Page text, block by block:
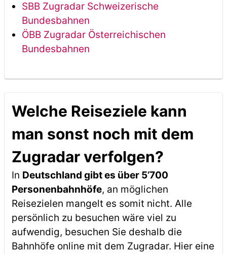
SBB Zugradar Schweizerische
Bundesbahnen
ÖBB Zugradar Österreichischen
Bundesbahnen
Welche Reiseziele kann
man sonst noch mit dem
Zugradar verfolgen?
In Deutschland gibt es über 5’700
Personenbahnhöfe, an möglichen
Reisezielen mangelt es somit nicht. Alle
persönlich zu besuchen wäre viel zu
aufwendig, besuchen Sie deshalb die
Bahnhöfe online mit dem Zugradar. Hier eine